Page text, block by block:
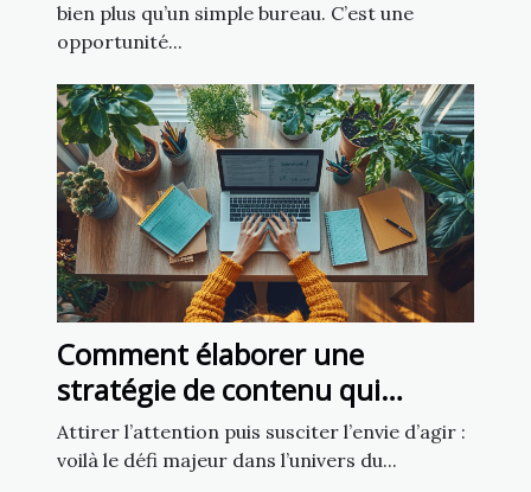
bien plus qu’un simple bureau. C’est une
opportunité...
Comment élaborer une
stratégie de contenu qui
captive et convertit ?
Attirer l’attention puis susciter l’envie d’agir :
voilà le défi majeur dans l’univers du...